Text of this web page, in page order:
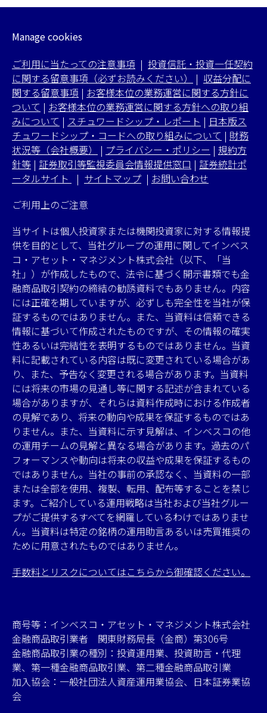
Manage cookies
ご利用に当たっての注意事項 | 投資信託・投資一任契約
に関する留意事項（必ずお読みください）
| 収益分配に
関する留意事項 | お客様本位の業務運営に関する方針に
ついて | お客様本位の業務運営に関する方針への取り組
みについて | スチュワードシップ・レポート | 日本版ス
チュワードシップ・コードへの取り組みについて | 財務
状況等（会社概要）
| プライバシー・ポリシー | 規約方
針等 | 証券取引等監視委員会情報提供窓口 | 証券統計ポ
ータルサイト
| サイトマップ | お問い合わせ
ご利用上のご注意
当サイトは個人投資家または機関投資家に対する情報提
供を目的として、当社グループの運用に関してインベス
コ・アセット・マネジメント株式会社（以下、「当
社」）が作成したもので、法令に基づく開示書類でも金
融商品取引契約の締結の勧誘資料でもありません。内容
には正確を期していますが、必ずしも完全性を当社が保
証するものではありません。また、当資料は信頼できる
情報に基づいて作成されたものですが、その情報の確実
性あるいは完結性を表明するものではありません。当資
料に記載されている内容は既に変更されている場合があ
り、また、予告なく変更される場合があります。当資料
には将来の市場の見通し等に関する記述が含まれている
場合がありますが、それらは資料作成時における作成者
の見解であり、将来の動向や成果を保証するものではあ
りません。また、当資料に示す見解は、インベスコの他
の運用チームの見解と異なる場合があります。過去のパ
フォーマンスや動向は将来の収益や成果を保証するもの
ではありません。当社の事前の承認なく、当資料の一部
または全部を使用、複製、転用、配布等することを禁じ
ます。ご紹介している運用戦略は当社および当社グルー
プがご提供するすべてを網羅しているわけではありませ
ん。当資料は特定の銘柄の運用助言あるいは売買推奨の
ために用意されたものではありません。
手数料とリスクについてはこちらから御確認ください。
商号等：インベスコ・アセット・マネジメント株式会社
金融商品取引業者 関東財務局長（金商）第306号
金融商品取引業の種別：投資運用業、投資助言・代理
業、第一種金融商品取引業、第二種金融商品取引業
加入協会：一般社団法人資産運用業協会、日本証券業協
会